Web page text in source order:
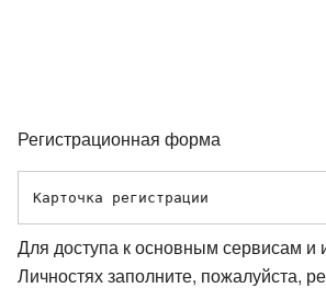
Регистрационная форма
Для доступа к основным сервисам
Личностях заполните, пожалуйста,